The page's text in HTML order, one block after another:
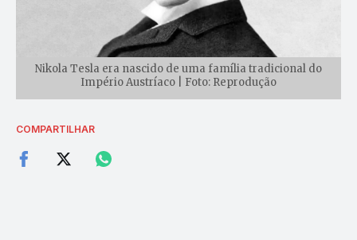
Nikola Tesla era nascido de uma família tradicional do
Império Austríaco | Foto: Reprodução
COMPARTILHAR